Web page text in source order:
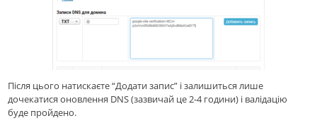
Після цього натискаєте “Додати запис” і залишиться лише
дочекатися оновлення DNS (зазвичай це 2-4 години) і валідацію
буде пройдено.